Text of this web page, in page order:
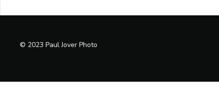
© 2023 Paul Jover Photo